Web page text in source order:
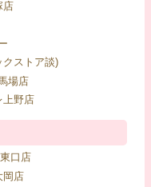
店
ストア談)
場店
野店
口店
店